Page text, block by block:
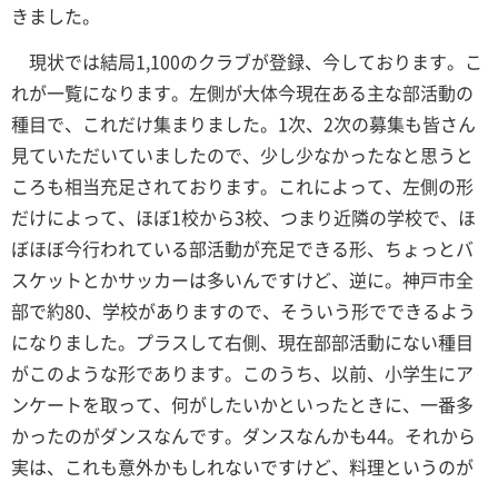
きました。
現状では結局1,100のクラブが登録、今しております。こ
れが一覧になります。左側が大体今現在ある主な部活動の
種目で、これだけ集まりました。1次、2次の募集も皆さん
見ていただいていましたので、少し少なかったなと思うと
ころも相当充足されております。これによって、左側の形
だけによって、ほぼ1校から3校、つまり近隣の学校で、ほ
ぼほぼ今行われている部活動が充足できる形、ちょっとバ
スケットとかサッカーは多いんですけど、逆に。神戸市全
部で約80、学校がありますので、そういう形でできるよう
になりました。プラスして右側、現在部部活動にない種目
がこのような形であります。このうち、以前、小学生にア
ンケートを取って、何がしたいかといったときに、一番多
かったのがダンスなんです。ダンスなんかも44。それから
実は、これも意外かもしれないですけど、料理というのが